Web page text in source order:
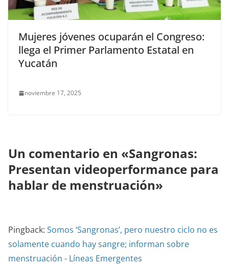
Mujeres jóvenes ocuparán el Congreso:
llega el Primer Parlamento Estatal en
Yucatán
noviembre 17, 2025
Un comentario en «Sangronas:
Presentan videoperformance para
hablar de menstruación»
Pingback: Somos ‘Sangronas’, pero nuestro ciclo no es
solamente cuando hay sangre; informan sobre
menstruación - Líneas Emergentes